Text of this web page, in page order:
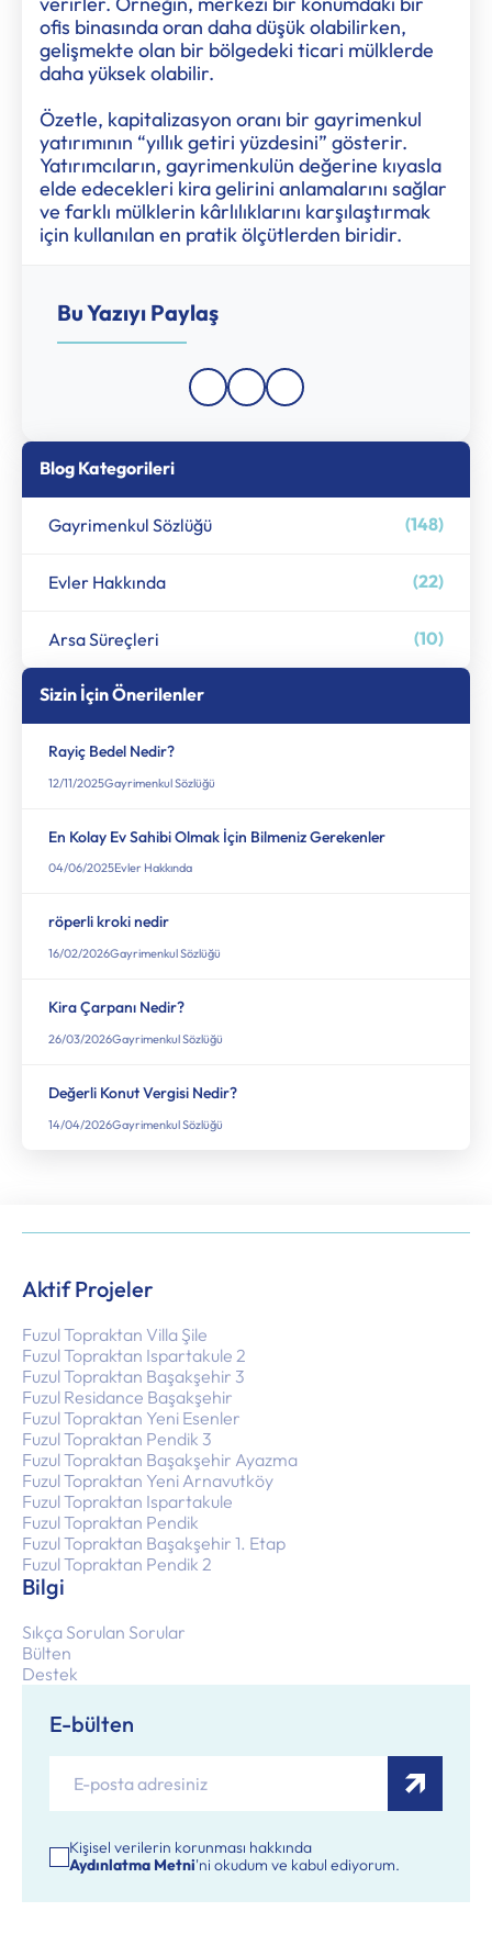
ofis binasında oran daha düşük olabilirken,
gelişmekte olan bir bölgedeki ticari mülklerde
daha yüksek olabilir.
Özetle, kapitalizasyon oranı bir gayrimenkul
yatırımının “yıllık getiri yüzdesini” gösterir.
Yatırımcıların, gayrimenkulün değerine kıyasla
elde edecekleri kira gelirini anlamalarını sağlar
ve farklı mülklerin kârlılıklarını karşılaştırmak
için kullanılan en pratik ölçütlerden biridir.
Bu Yazıyı Paylaş
Blog Kategorileri
Gayrimenkul Sözlüğü (148)
Evler Hakkında (22)
Arsa Süreçleri (10)
Sizin İçin Önerilenler
Rayiç Bedel Nedir?
12/11/2025Gayrimenkul Sözlüğü
En Kolay Ev Sahibi Olmak İçin Bilmeniz Gerekenler
04/06/2025Evler Hakkında
röperli kroki nedir
16/02/2026Gayrimenkul Sözlüğü
Kira Çarpanı Nedir?
26/03/2026Gayrimenkul Sözlüğü
Değerli Konut Vergisi Nedir?
14/04/2026Gayrimenkul Sözlüğü
Aktif Projeler
Fuzul Topraktan Villa Şile
Fuzul Topraktan Ispartakule 2
Fuzul Topraktan Başakşehir 3
Fuzul Residance Başakşehir
Fuzul Topraktan Yeni Esenler
Fuzul Topraktan Pendik 3
Fuzul Topraktan Başakşehir Ayazma
Fuzul Topraktan Yeni Arnavutköy
Fuzul Topraktan Ispartakule
Fuzul Topraktan Pendik
Fuzul Topraktan Başakşehir 1. Etap
Fuzul Topraktan Pendik 2
Bilgi
Sıkça Sorulan Sorular
Bülten
Destek
E-bülten
Kişisel verilerin korunması hakkında
Aydınlatma Metni'ni okudum ve kabul ediyorum.